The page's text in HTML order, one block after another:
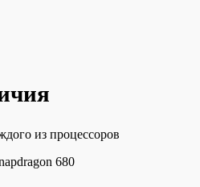
из процессоров
680